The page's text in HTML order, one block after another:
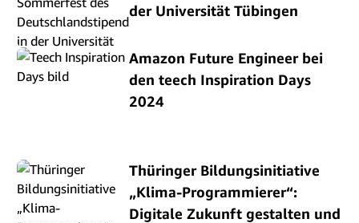
der Universität Tübingen
Amazon Future Engineer bei
den teech Inspiration Days
2024
Thüringer Bildungsinitiative
„Klima-Programmierer“:
Digitale Zukunft gestalten und